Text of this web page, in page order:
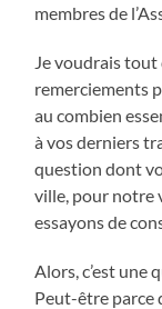
membres de
Je voudrais tout
remerciements
au combien
à vos derniers
question dont
ville, pour notre
essayons de
Alors, c’est une
Peut-être parce